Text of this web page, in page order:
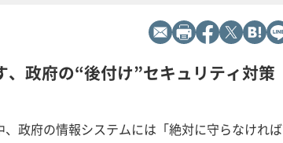
、政府の“後付け”セキュリティ対策
政府の情報システムには「絶対に守らなければ